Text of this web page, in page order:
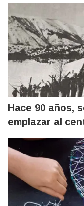
Hace 90 años,
emplazar al